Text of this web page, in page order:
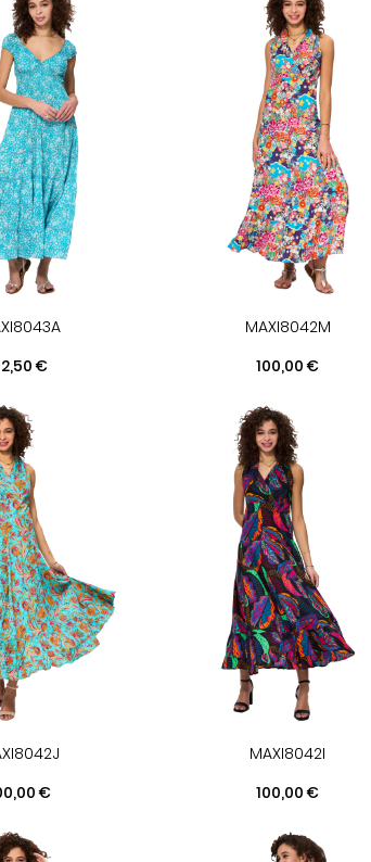
€
MAXI8042M
Prix
100,00 €
€
MAXI8042I
Prix
100,00 €